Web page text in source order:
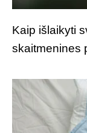
Kaip išlaikyti
skaitmenines